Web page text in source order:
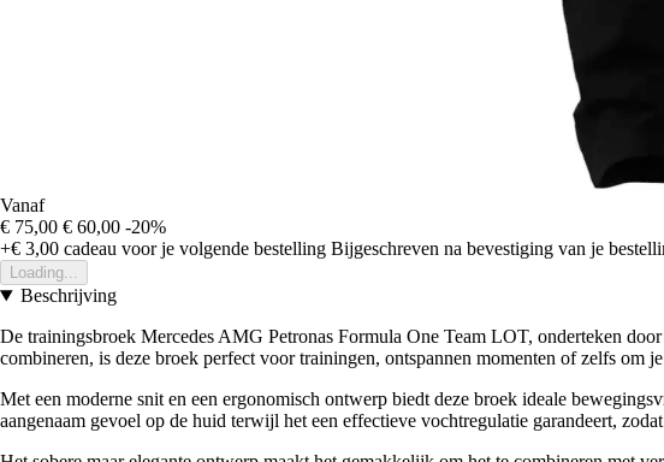
Vanaf
€ 75,00 € 60,00 -20%
+€ 3,00 cadeau voor je volgende bestelling Bijgeschreven na bevestiging van je
Loading...
Beschrijving
De trainingsbroek Mercedes AMG Petronas Formula One Team LOT, onderteken
combineren, is deze broek perfect voor trainingen, ontspannen momenten of zelfs om
Met een moderne snit en een ergonomisch ontwerp biedt deze broek ideale
aangenaam gevoel op de huid terwijl het een effectieve vochtregulatie garandeert,